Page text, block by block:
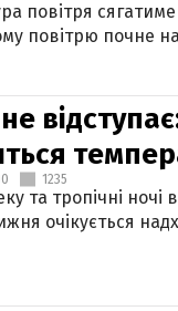
повітря
повітрю почне
1235
та тропічні
очікується